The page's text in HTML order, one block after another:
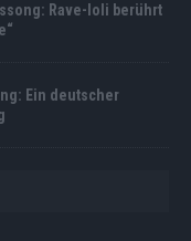
Rave-Ioli berührt
Ein deutscher